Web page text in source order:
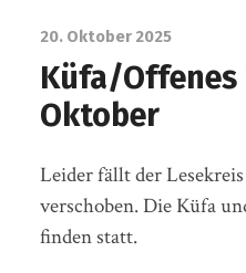
20. Oktober 2025
Küfa/Offenes
Oktober
Leider fällt der
verschoben. Die Küfa
finden statt.